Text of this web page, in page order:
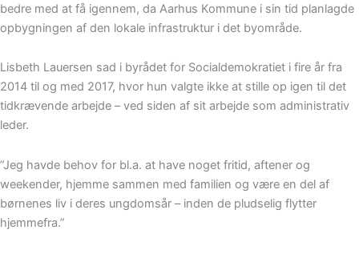
bedre med at få igennem, da Aarhus Kommune i sin tid planlagde
opbygningen af den lokale infrastruktur i det byområde.
Lisbeth Lauersen sad i byrådet for Socialdemokratiet i fire år fra
2014 til og med 2017, hvor hun valgte ikke at stille op igen til det
tidkrævende arbejde – ved siden af sit arbejde som administrativ
leder.
”Jeg havde behov for bl.a. at have noget fritid, aftener og
weekender, hjemme sammen med familien og være en del af
børnenes liv i deres ungdomsår – inden de pludselig flytter
hjemmefra.”